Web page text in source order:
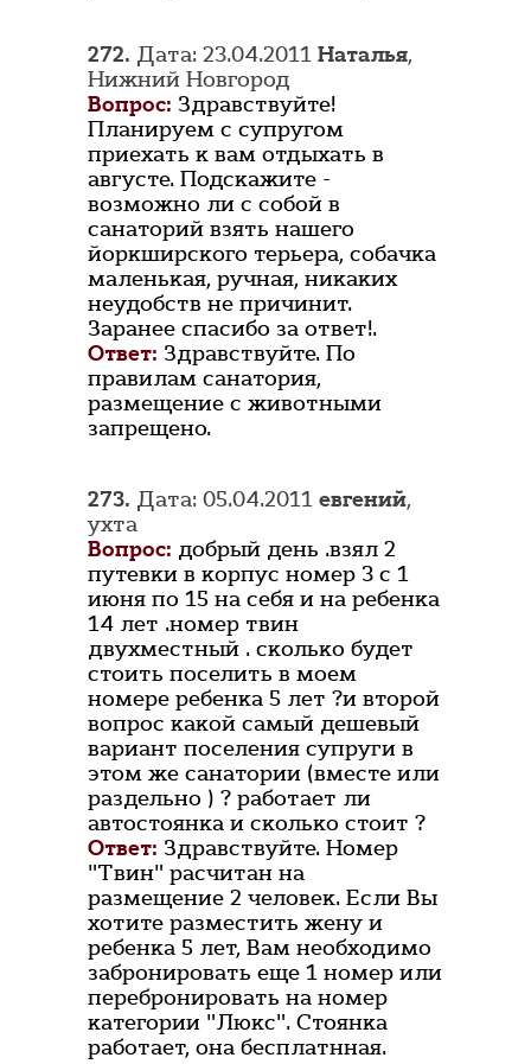
272. Дата: 23.04.2011 Наталья,
Нижний Новгород
Вопрос: Здравствуйте!
Планируем с супругом
приехать к вам отдыхать в
августе. Подскажите -
возможно ли с собой в
санаторий взять нашего
йоркширского терьера, собачка
маленькая, ручная, никаких
неудобств не причинит.
Заранее спасибо за ответ!.
Ответ: Здравствуйте. По
правилам санатория,
размещение с животными
запрещено.
273. Дата: 05.04.2011 евгений,
ухта
Вопрос: добрый день .взял 2
путевки в корпус номер 3 с 1
июня по 15 на себя и на ребенка
14 лет .номер твин
двухместный . сколько будет
стоить поселить в моем
номере ребенка 5 лет ?и второй
вопрос какой самый дешевый
вариант поселения супруги в
этом же санатории (вместе или
раздельно ) ? работает ли
автостоянка и сколько стоит ?
Ответ: Здравствуйте. Номер
"Твин" расчитан на
размещение 2 человек. Если Вы
хотите разместить жену и
ребенка 5 лет, Вам необходимо
забронировать еще 1 номер или
перебронировать на номер
категории "Люкс". Стоянка
работает, она бесплатнная.